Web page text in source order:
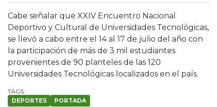
Cabe señalar que XXIV Encuentro Nacional
Deportivo y Cultural de Universidades Tecnológicas,
se llevó a cabo entre el 14 al 17 de julio del año con
la participación de más de 3 mil estudiantes
provenientes de 90 planteles de las 120
Universidades Tecnológicas localizados en el país.
DEPORTES PORTADA